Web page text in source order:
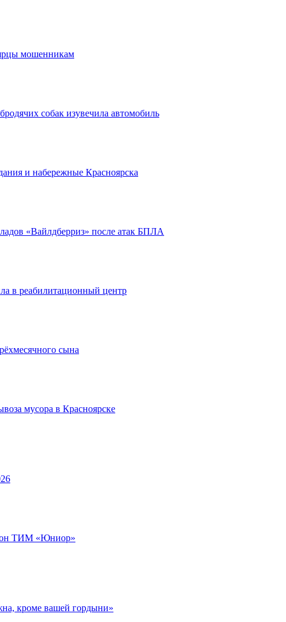
мошенникам
собак изувечила автомобиль
и набережные Красноярска
«Вайлдберриз» после атак БПЛА
в реабилитационный центр
сына
мусора в Красноярске
ТИМ «Юниор»
кроме вашей гордыни»